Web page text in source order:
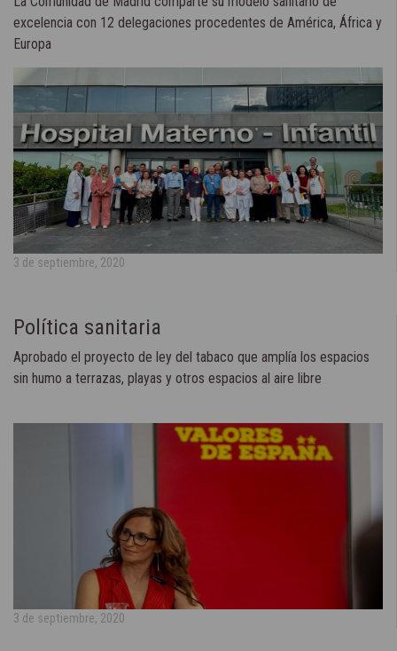
excelencia con 12 delegaciones procedentes de América, África y
Europa
3 de septiembre, 2020
Política sanitaria
Aprobado el proyecto de ley del tabaco que amplía los espacios
sin humo a terrazas, playas y otros espacios al aire libre
3 de septiembre, 2020